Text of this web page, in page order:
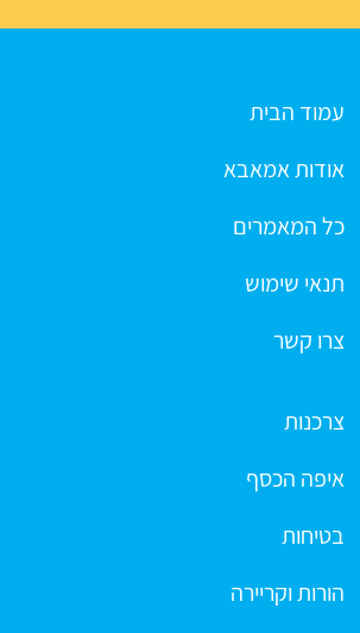
עמוד הבית
אודות אמאבא
כל המאמרים
תנאי שימוש
צרו קשר
צרכנות
איפה הכסף
בטיחות
הורות וקריירה